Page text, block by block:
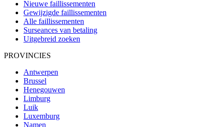
Nieuwe faillissementen
Gewijzigde faillissementen
Alle faillissementen
Surseances van betaling
Uitgebreid zoeken
PROVINCIES
Antwerpen
Brussel
Henegouwen
Limburg
Luik
Luxemburg
Namen